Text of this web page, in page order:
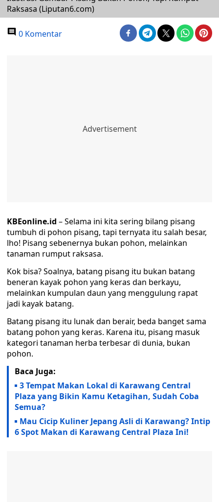
Raksasa (Liputan6.com)
0 Komentar
KBEonline.id – Selama ini kita sering bilang pisang
tumbuh di pohon pisang, tapi ternyata itu salah besar,
lho! Pisang sebenernya bukan pohon, melainkan
tanaman rumput raksasa.
Kok bisa? Soalnya, batang pisang itu bukan batang
beneran kayak pohon yang keras dan berkayu,
melainkan kumpulan daun yang menggulung rapat
jadi kayak batang.
Batang pisang itu lunak dan berair, beda banget sama
batang pohon yang keras. Karena itu, pisang masuk
kategori tanaman herba terbesar di dunia, bukan
pohon.
Baca Juga:
3 Tempat Makan Lokal di Karawang Central
Plaza yang Bikin Kamu Ketagihan, Sudah Coba
Semua?
Mau Cicip Kuliner Jepang Asli di Karawang? Intip
6 Spot Makan di Karawang Central Plaza Ini!